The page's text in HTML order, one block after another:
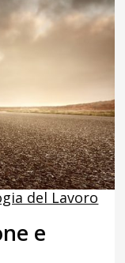
del Lavoro
e